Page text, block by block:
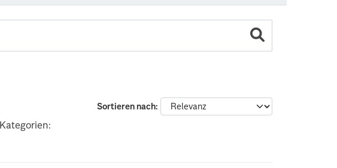
Sortieren nach
Kategorien: